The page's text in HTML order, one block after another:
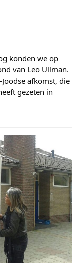
konden we op
van Leo Ullman.
afkomst, die
gezeten in